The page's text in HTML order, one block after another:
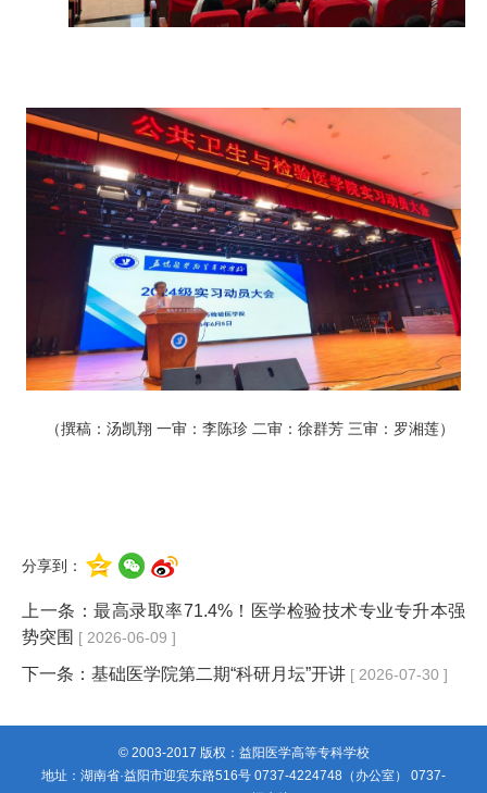
（撰稿：汤凯翔 一审：李陈珍 二审：徐群芳 三审：罗湘莲）
分享到：
上一条： 最高录取率71.4%！医学检验技术专业专升本强
势突围 [ 2026-06-09 ]
下一条： 基础医学院第二期“科研月坛”开讲 [ 2026-07-30 ]
© 2003-2017 版权：益阳医学高等专科学校
地址：湖南省·益阳市迎宾东路516号 0737-4224748（办公室） 0737-